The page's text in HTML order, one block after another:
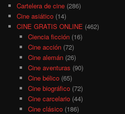
Cartelera de cine (286)
Cine asiático (14)
CINE GRATIS ONLINE (462)
Ciencia ficción(16)
Cine acción(72)
Cine alemán(26)
Cine aventuras (90)
Cine bélico(65)
Cine biográfico(72)
Cine carcelario(44)
Cine clásico(186)